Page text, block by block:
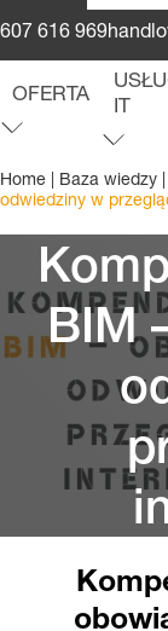
607 616 969
OFERTA
IT
U
s
ł
u
g
i
I
T
r
o
z
w
i
ń
m
e
n
u
Home | Baza wiedzy |
odwiedziny w
BIM